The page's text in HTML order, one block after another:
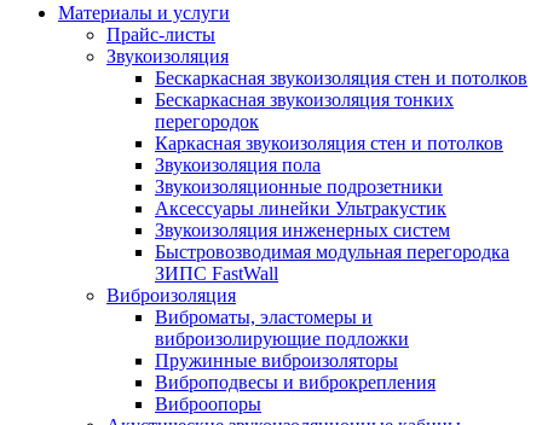
Материалы и услуги
Прайс-листы
Звукоизоляция
Бескаркасная звукоизоляция стен и потолков
Бескаркасная звукоизоляция тонких
перегородок
Каркасная звукоизоляция стен и потолков
Звукоизоляция пола
Звукоизоляционные подрозетники
Аксессуары линейки Ультракустик
Звукоизоляция инженерных систем
Быстровозводимая модульная перегородка
ЗИПС FastWall
Виброизоляция
Виброматы, эластомеры и
виброизолирующие подложки
Пружинные виброизоляторы
Виброподвесы и виброкрепления
Виброопоры